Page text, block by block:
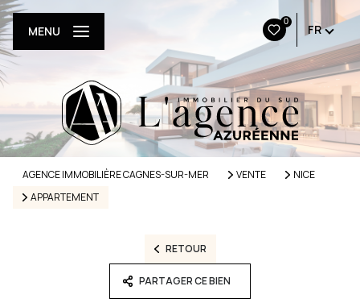
0
FR
MENU
AGENCE IMMOBILIÈRE CAGNES-SUR-MER VENTE
NICE
APPARTEMENT
RETOUR
PARTAGER CE BIEN